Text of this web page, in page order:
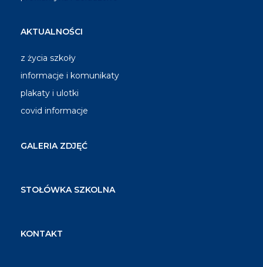
AKTUALNOŚCI
z życia szkoły
informacje i komunikaty
plakaty i ulotki
covid informacje
GALERIA ZDJĘĆ
STOŁÓWKA SZKOLNA
KONTAKT